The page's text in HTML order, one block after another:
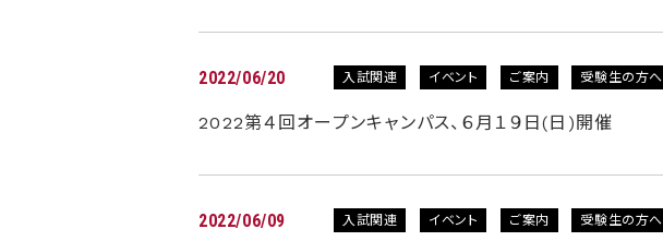
2022/06/20 入試関連 イベント ご案内 受験生の方へ
2022第４回オープンキャンパス、６月１９日(日)開催
2022/06/09 入試関連 イベント ご案内 受験生の方へ